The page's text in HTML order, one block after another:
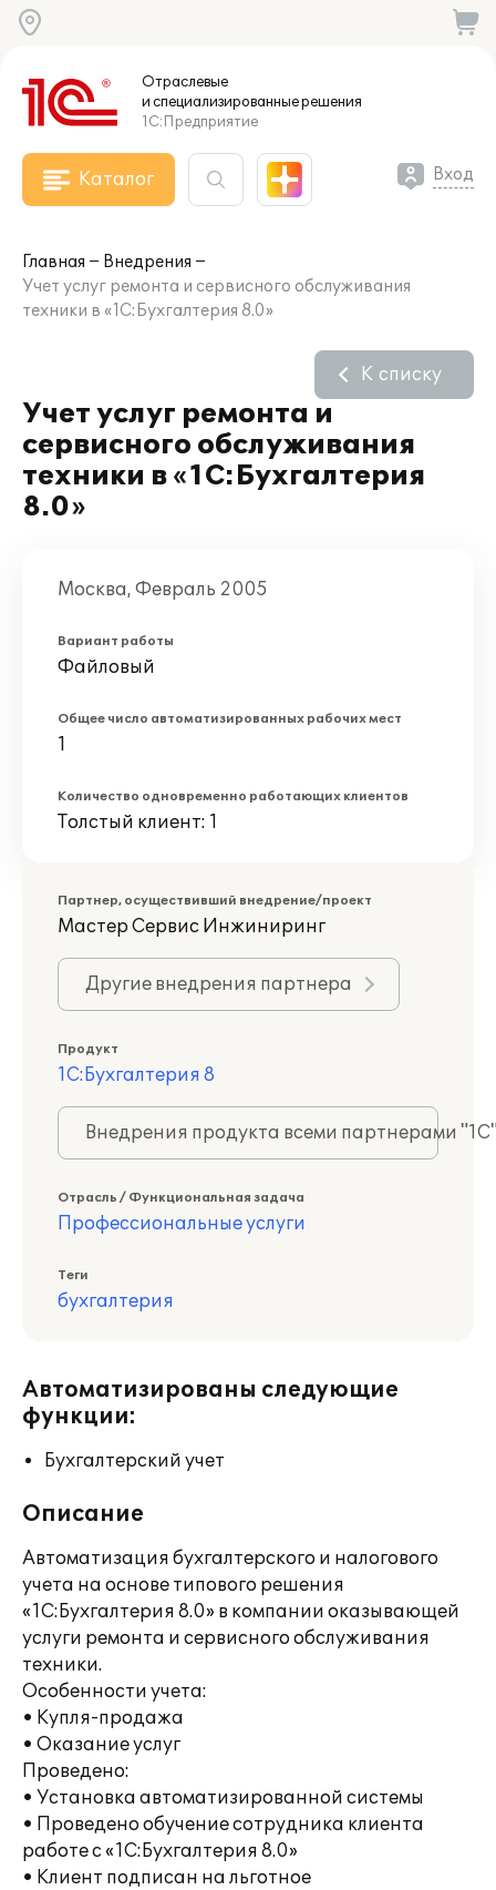
Отраслевые
и специализированныерешения
1С:Предприятие
Каталог Вход
Главная
Внедрения
Учет услуг ремонта и сервисного обслуживания
техники в «1С:Бухгалтерия 8.0»
Учет услуг ремонта и
сервисного обслуживания
техники в «1С:Бухгалтерия
8.0»
К списку
Москва, Февраль 2005
Вариант работы
Файловый
Общее число автоматизированных рабочих мест
1
Количество одновременно работающих клиентов
Толстый клиент: 1
Партнер, осуществивший внедрение/проект
Мастер Сервис Инжиниринг
Другие внедрения партнера
Продукт
1С:Бухгалтерия 8
Внедрения продукта всеми партнерами
Отрасль / Функциональная задача
Профессиональные услуги
Теги
бухгалтерия
Автоматизированы следующие
функции:
Бухгалтерский учет
Описание
Автоматизация бухгалтерского и налогового
учета на основе типового решения
«1С:Бухгалтерия 8.0» в компании оказывающей
услуги ремонта и сервисного обслуживания
техники.
Особенности учета:
• Купля-продажа
• Оказание услуг
Проведено:
• Установка автоматизированной системы
• Проведено обучение сотрудника клиента
работе с «1С:Бухгалтерия 8.0»
• Клиент подписан на льготное